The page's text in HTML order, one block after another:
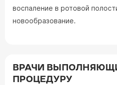
воспаление в ротовой
новообразование.
ВРАЧИ
ПРОЦЕДУРУ